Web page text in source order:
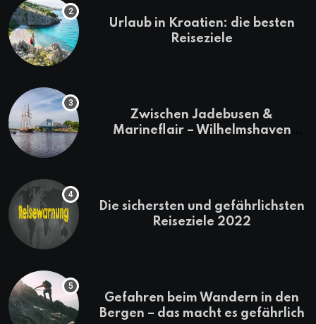
Urlaub in Kroatien: die besten
Reiseziele
Zwischen Jadebusen &
Marineflair – Wilhelmshaven
Die sichersten und gefährlichsten
Reiseziele 2022
Gefahren beim Wandern in den
Bergen – das macht es gefährlich